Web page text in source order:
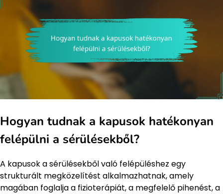
Hogyan tudnak a kapusok hatékonyan
felépülni a sérülésekből?
A kapusok a sérülésekből való felépüléshez egy
strukturált megközelítést alkalmazhatnak, amely
magában foglalja a fizioterápiát, a megfelelő pihenést, a